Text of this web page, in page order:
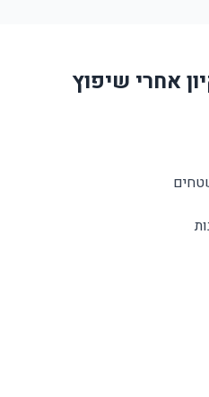
אחרי שיפוץ